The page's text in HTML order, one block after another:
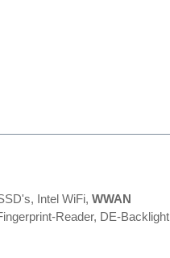
Intel WiFi, WWAN
Reader, DE-Backlight